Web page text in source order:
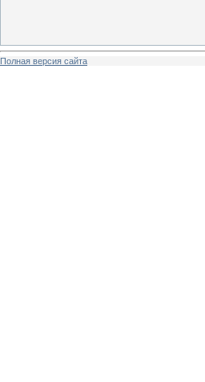
Полная версия сайта